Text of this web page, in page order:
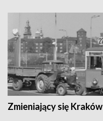
Zmieniający się Kraków